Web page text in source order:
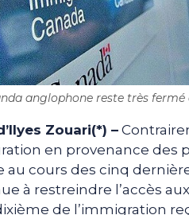
anglophone reste très
Zouari(*) –
en provenance des
cours des cinq
à restreindre l’accès
de l’immigration